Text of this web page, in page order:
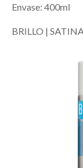
Envase: 400ml
BRILLO |